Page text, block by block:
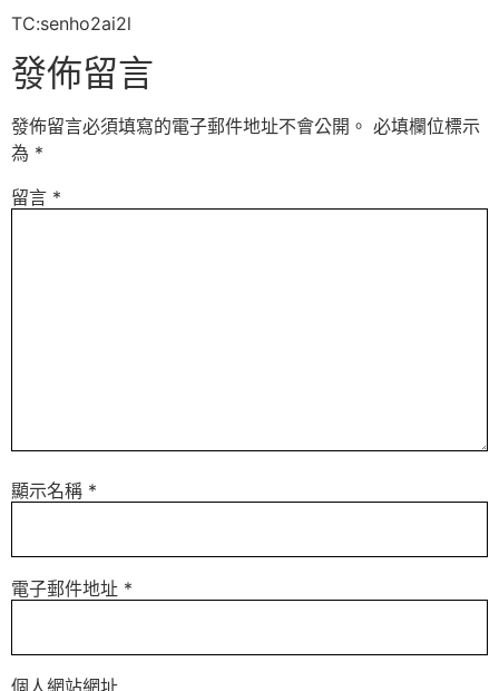
TC:senho2ai2l
發佈留言
發佈留言必須填寫的電子郵件地址不會公開。 必填欄位標示
為 *
留言 *
顯示名稱 *
電子郵件地址 *